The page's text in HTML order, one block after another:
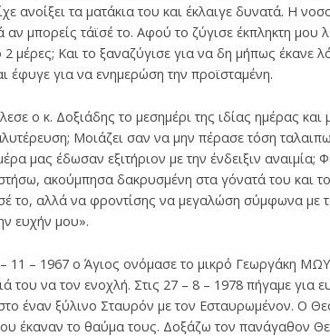
ανοίξει τα ματάκια του και έκλαιγε δυνατά. Η
αν μπορείς τάϊσέ το. Αφού το ζύγισε έκπληκτη
2 μέρες; Και το ξαναζύγισε για να δη μήπως
έφυγε για να ενημερώση την προϊσταμένη.
ο κ. Δοξιάδης το μεσημέρι της ιδίας ημέρας
Μοιάζει σαν να μην πέρασε τόση
μας έδωσαν εξιτήριον με την ένδειξιν
ακούμπησα δακρυσμένη στα γόνατά του και
το, αλλά να φροντίσης να μεγαλώση σύμφωνα με
ευχήν μου».
11 – 1967 ο Άγιος ονόμασε το μικρό Γεωργάκη
του να τον ενοχλή. Στις 27 – 8 – 1978 πήγαμε
έναν ξύλινο Σταυρόν με τον Εσταυρωμένον. Ο
έκαναν το θαύμα τους. Δοξάζω τον πανάγαθον